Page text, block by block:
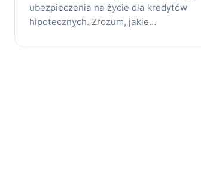
ubezpieczenia na życie dla kredytów
hipotecznych. Zrozum, jakie